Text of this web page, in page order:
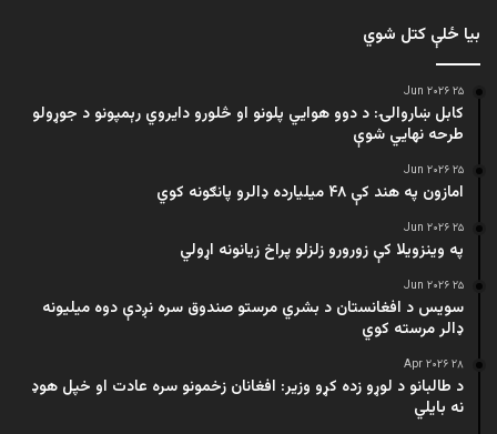
بیا ځلې کتل شوي
۲۵ Jun ۲۰۲۶
کابل ښاروالۍ: د دوو هوايي پلونو او څلورو دایروي رېمپونو د جوړولو
طرحه نهایي شوې
۲۵ Jun ۲۰۲۶
امازون په هند کې ۴۸ میلیارده ډالرو پانګونه کوي
۲۵ Jun ۲۰۲۶
په وینزویلا کې زورورو زلزلو پراخ زیانونه اړولي
۲۵ Jun ۲۰۲۶
سویس د افغانستان د بشري مرستو صندوق سره نږدې دوه میلیونه
ډالر مرسته کوي
۲۸ Apr ۲۰۲۶
د طالبانو د لوړو زده کړو وزیر: افغانان زخمونو سره عادت او خپل هوډ
نه بایلي